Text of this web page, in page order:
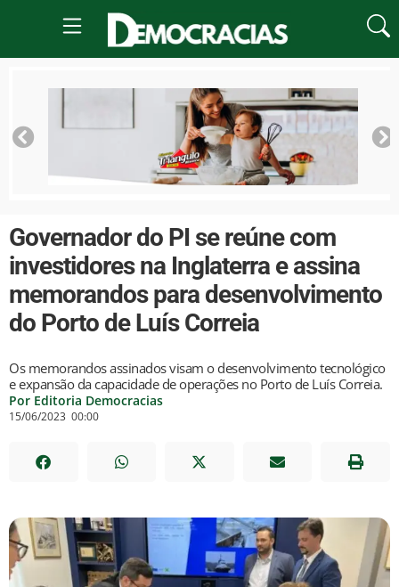
Governador do PI se reúne com
investidores na Inglaterra e assina
memorandos para desenvolvimento
do Porto de Luís Correia
Os memorandos assinados visam o desenvolvimento tecnológico
e expansão da capacidade de operações no Porto de Luís Correia.
Por Editoria Democracias
15/06/2023 00:00